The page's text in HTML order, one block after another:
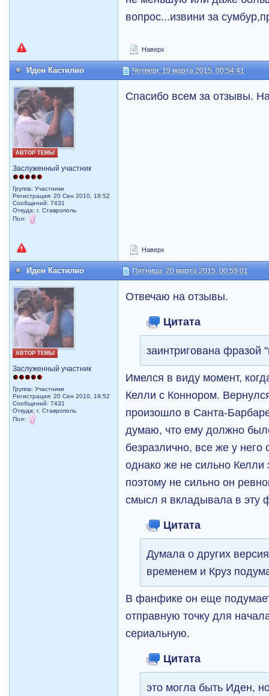
вопрос...извини за
Наверх
Иден Кастилио Четверг, 19 марта 2015, 00:54:41
АВТОР ТЕМЫ
Заслуженный участник
Группа: Участники
Регистрация: 20 Сен 2010, 19:52
Сообщений: 7431
Откуда: г. Ставрополь
Пол:
Спасибо всем за отзывы.
Наверх
Иден Кастилио Пятница, 20 марта 2015, 00:59:01
АВТОР ТЕМЫ
Заслуженный участник
Группа: Участники
Регистрация: 20 Сен 2010, 19:52
Сообщений: 7431
Откуда: г. Ставрополь
Пол:
Отвечаю на отзывы.
Цитата
заинтригована фразой
Имелся в виду момент,
Келли с Коннором.
произошло в Санта-
думаю, что ему должно
безразлично, все же у
однако же не сильно Келли
поэтому не сильно он
смысл я вкладывала в эту
Цитата
Думала о других
временем и Круз
В фанфике он еще
отправную точку для
сериальную.
Цитата
это могла быть Иден,